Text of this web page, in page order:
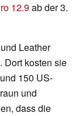
12.9ab der 3.
Leather
kosten sie
150 US-
und
dass die